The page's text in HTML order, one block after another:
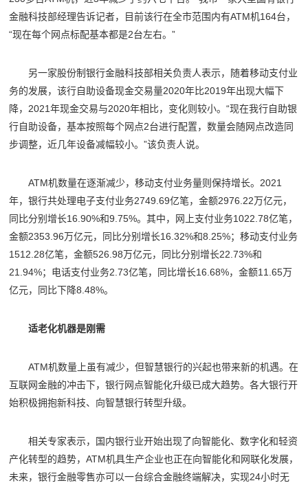
金融科技部经理告诉记者，目前该行在全市范围内有ATM机164台，
“现在每个网点标配基本都是2台左右。”
另一家股份制银行金融科技部相关负责人表示，随着移动支付业
务的发展，该行自助设备现金交易量2020年比2019年出现大幅下
降，2021年现金交易与2020年相比，变化则较小。“现在我行自助银
行自助设备，基本按照每个网点2台进行配置，数量会随网点改造同
步调整，近几年设备减幅较小。”该负责人说。
ATM机数量在逐渐减少，移动支付业务量则保持增长。2021
年，银行共处理电子支付业务2749.69亿笔，金额2976.22万亿元，
同比分别增长16.90%和9.75%。其中，网上支付业务1022.78亿笔，
金额2353.96万亿元，同比分别增长16.32%和8.25%；移动支付业务
1512.28亿笔，金额526.98万亿元，同比分别增长22.73%和
21.94%；电话支付业务2.73亿笔，同比增长16.68%，金额11.65万
亿元，同比下降8.48%。
适老化机器是刚需
ATM机数量上虽有减少，但智慧银行的兴起也带来新的机遇。在
互联网金融的冲击下，银行网点智能化升级已成大趋势。各大银行开
始积极拥抱新科技、向智慧银行转型升级。
相关专家表示，国内银行业开始出现了向智能化、数字化和轻资
产化转型的趋势，ATM机具生产企业也正在向智能化和网联化发展，
未来，银行金融零售亦可以一台综合金融终端解决，实现24小时无